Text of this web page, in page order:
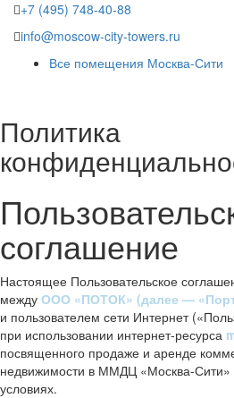
+7 (495) 748-40-88
info@moscow-city-towers.ru
Все помещения Москва-Сити
Политика
соглашение
Настоящее Пользовательское
между ООО «ПОТОК» (далее —
и пользователем сети Интернет
при использовании интернет-ресурса
посвященного продаже и аренде
недвижимости в ММДЦ «Москва-Сити»
условиях.